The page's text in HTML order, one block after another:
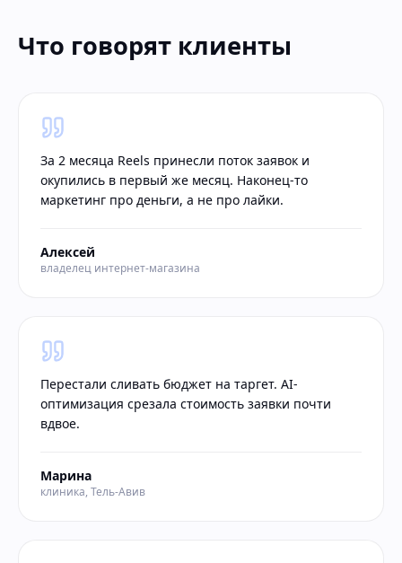
Что говорят клиенты
За 2 месяца Reels принесли поток заявок и
окупились в первый же месяц. Наконец-то
маркетинг про деньги, а не про лайки.
Алексей
владелец интернет-магазина
Перестали сливать бюджет на таргет. AI-
оптимизация срезала стоимость заявки почти
вдвое.
Марина
клиника, Тель-Авив